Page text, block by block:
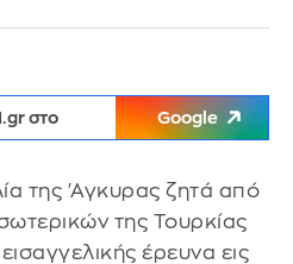
στο Google
της 'Αγκυρας ζητά από
της Τουρκίας
έρευνα εις